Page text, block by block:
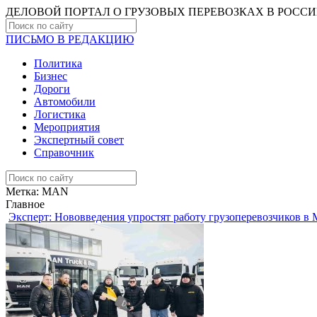
ДЕЛОВОЙ ПОРТАЛ О ГРУЗОВЫХ ПЕРЕВОЗКАХ В
ПИСЬМО В РЕДАКЦИЮ
Политика
Бизнес
Дороги
Автомобили
Логистика
Мероприятия
Экспертный совет
Справочник
Метка: MAN
Главное
Эксперт: Нововведения упростят работу грузоперевозчиков в